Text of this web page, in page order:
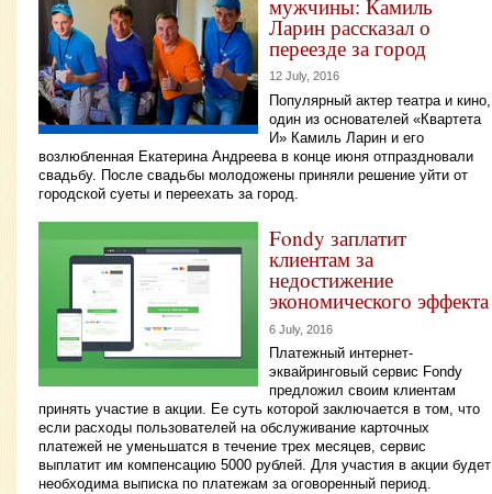
мужчины: Камиль
Ларин рассказал о
переезде за город
12 July, 2016
Популярный актер театра и кино,
один из основателей «Квартета
И» Камиль Ларин и его
возлюбленная Екатерина Андреева в конце июня отпраздновали
свадьбу. После свадьбы молодожены приняли решение уйти от
городской суеты и переехать за город.
Fondy заплатит
клиентам за
недостижение
экономического эффекта
6 July, 2016
Платежный интернет-
эквайринговый сервис Fondy
предложил своим клиентам
принять участие в акции. Ее суть которой заключается в том, что
если расходы пользователей на обслуживание карточных
платежей не уменьшатся в течение трех месяцев, сервис
выплатит им компенсацию 5000 рублей. Для участия в акции будет
необходима выписка по платежам за оговоренный период.